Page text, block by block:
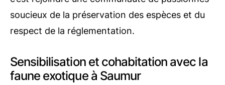
soucieux de la préservation des espèces et du
respect de la réglementation.
Sensibilisation et cohabitation avec la
faune exotique à Saumur